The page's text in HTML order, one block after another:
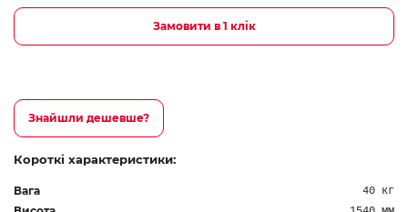
Замовити в 1 клік
Знайшли дешевше?
Короткі характеристики:
Вага 40 кг